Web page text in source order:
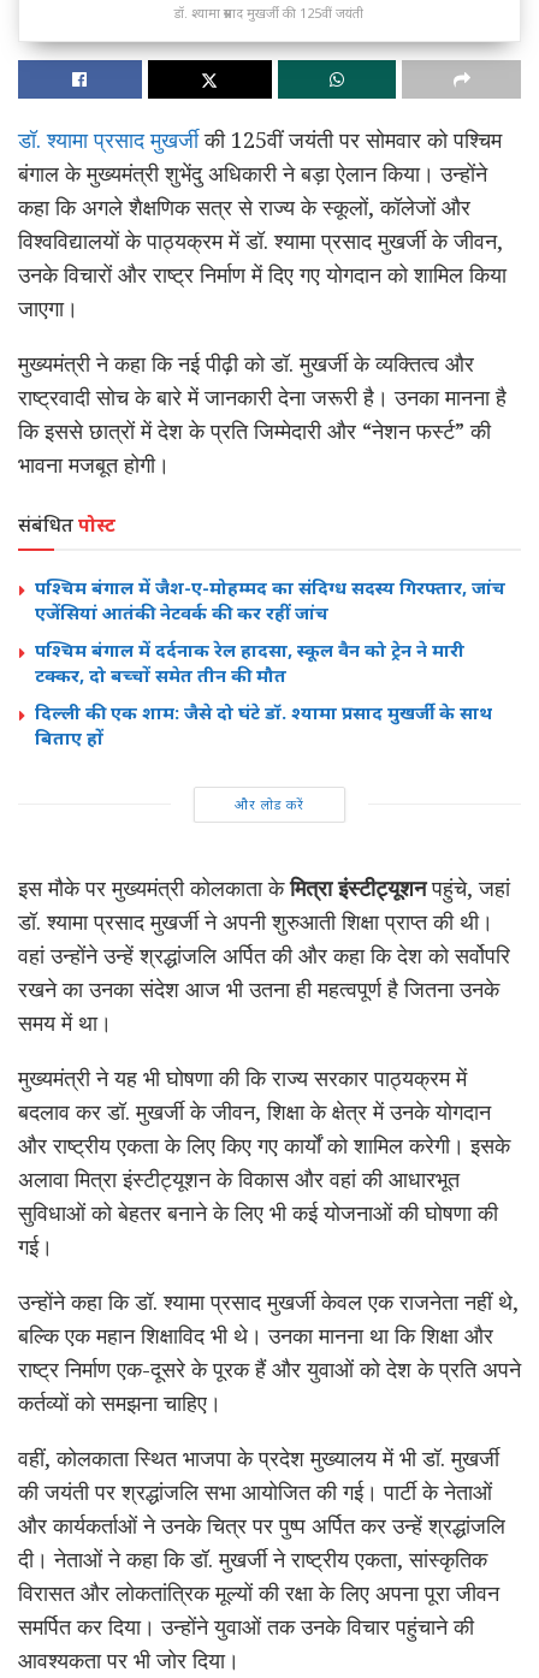
डॉ. श्यामा प्रसाद मुखर्जी की 125वीं जयंती
डॉ. श्यामा प्रसाद मुखर्जीकी 125वीं जयंती पर सोमवार को पश्चिम
बंगाल के मुख्यमंत्री शुभेंदु अधिकारी ने बड़ा ऐलान किया। उन्होंने
कहा कि अगले शैक्षणिक सत्र से राज्य के स्कूलों, कॉलेजों और
विश्वविद्यालयों के पाठ्यक्रम में डॉ. श्यामा प्रसाद मुखर्जी के जीवन,
उनके विचारों और राष्ट्र निर्माण में दिए गए योगदान को शामिल किया
जाएगा।
मुख्यमंत्री ने कहा कि नई पीढ़ी को डॉ. मुखर्जी के व्यक्तित्व और
राष्ट्रवादी सोच के बारे में जानकारी देना जरूरी है। उनका मानना है
कि इससे छात्रों में देश के प्रति जिम्मेदारी और “नेशन फर्स्ट” की
भावना मजबूत होगी।
संबंधितपोस्ट
पश्चिम बंगाल में जैश-ए-मोहम्मद का संदिग्ध सदस्य गिरफ्तार, जांच
एजेंसियां आतंकी नेटवर्क की कर रहीं जांच
पश्चिम बंगाल में दर्दनाक रेल हादसा, स्कूल वैन को ट्रेन ने मारी
टक्कर, दो बच्चों समेत तीन की मौत
दिल्ली की एक शाम: जैसे दो घंटे डॉ. श्यामा प्रसाद मुखर्जी के साथ
बिताए हों
और लोड करें
इस मौके पर मुख्यमंत्री कोलकाता केमित्रा इंस्टीट्यूशनपहुंचे, जहां
डॉ. श्यामा प्रसाद मुखर्जी ने अपनी शुरुआती शिक्षा प्राप्त की थी।
वहां उन्होंने उन्हें श्रद्धांजलि अर्पित की और कहा कि देश को सर्वोपरि
रखने का उनका संदेश आज भी उतना ही महत्वपूर्ण है जितना उनके
समय में था।
मुख्यमंत्री ने यह भी घोषणा की कि राज्य सरकार पाठ्यक्रम में
बदलाव कर डॉ. मुखर्जी के जीवन, शिक्षा के क्षेत्र में उनके योगदान
और राष्ट्रीय एकता के लिए किए गए कार्यों को शामिल करेगी। इसके
अलावा मित्रा इंस्टीट्यूशन के विकास और वहां की आधारभूत
सुविधाओं को बेहतर बनाने के लिए भी कई योजनाओं की घोषणा की
गई।
उन्होंने कहा कि डॉ. श्यामा प्रसाद मुखर्जी केवल एक राजनेता नहीं थे,
बल्कि एक महान शिक्षाविद भी थे। उनका मानना था कि शिक्षा और
राष्ट्र निर्माण एक-दूसरे के पूरक हैं और युवाओं को देश के प्रति अपने
कर्तव्यों को समझना चाहिए।
वहीं, कोलकाता स्थित भाजपा के प्रदेश मुख्यालय में भी डॉ. मुखर्जी
की जयंती पर श्रद्धांजलि सभा आयोजित की गई। पार्टी के नेताओं
और कार्यकर्ताओं ने उनके चित्र पर पुष्प अर्पित कर उन्हें श्रद्धांजलि
दी। नेताओं ने कहा कि डॉ. मुखर्जी ने राष्ट्रीय एकता, सांस्कृतिक
विरासत और लोकतांत्रिक मूल्यों की रक्षा के लिए अपना पूरा जीवन
समर्पित कर दिया। उन्होंने युवाओं तक उनके विचार पहुंचाने की
आवश्यकता पर भी जोर दिया।